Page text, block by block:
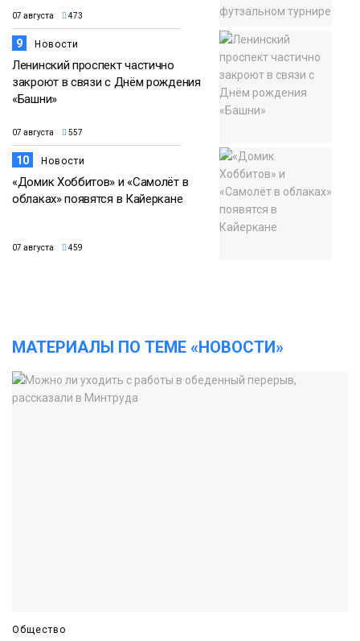
07 августа 473
9 Новости
Ленинский проспект частично
закроют в связи с Днём рождения
«Башни»
07 августа 557
10 Новости
«Домик Хоббитов» и «Самолёт в
облаках» появятся в Кайеркане
07 августа 459
МАТЕРИАЛЫ ПО ТЕМЕ «НОВОСТИ»
Общество